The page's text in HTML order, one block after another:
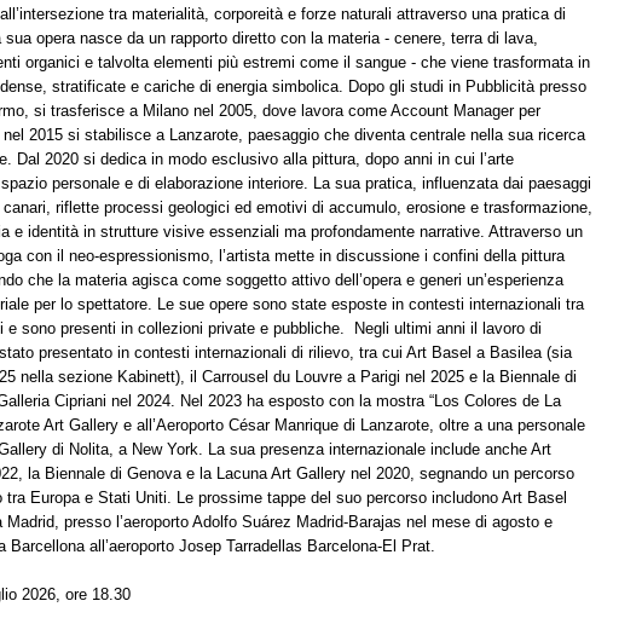
tra materialità, corporeità e forze naturali attraverso una pratica di
opera nasce da un rapporto diretto con la materia - cenere, terra di lava,
organici e talvolta elementi più estremi come il sangue - che viene trasformata in
stratificate e cariche di energia simbolica. Dopo gli studi in Pubblicità presso
si trasferisce a Milano nel 2005, dove lavora come Account Manager per
2015 si stabilisce a Lanzarote, paesaggio che diventa centrale nella sua ricerca
Dal 2020 si dedica in modo esclusivo alla pittura, dopo anni in cui l’arte
personale e di elaborazione interiore. La sua pratica, influenzata dai paesaggi
riflette processi geologici ed emotivi di accumulo, erosione e trasformazione,
e identità in strutture visive essenziali ma profondamente narrative. Attraverso un
con il neo-espressionismo, l’artista mette in discussione i confini della pittura
che la materia agisca come soggetto attivo dell’opera e generi un’esperienza
per lo spettatore. Le sue opere sono state esposte in contesti internazionali tra
e sono presenti in collezioni private e pubbliche. Negli ultimi anni il lavoro di
presentato in contesti internazionali di rilievo, tra cui Art Basel a Basilea (sia
nella sezione Kabinett), il Carrousel du Louvre a Parigi nel 2025 e la Biennale di
Cipriani nel 2024. Nel 2023 ha esposto con la mostra “Los Colores de La
Art Gallery e all’Aeroporto César Manrique di Lanzarote, oltre a una personale
di Nolita, a New York. La sua presenza internazionale include anche Art
la Biennale di Genova e la Lacuna Art Gallery nel 2020, segnando un percorso
tra Europa e Stati Uniti. Le prossime tappe del suo percorso includono Art Basel
Madrid, presso l’aeroporto Adolfo Suárez Madrid-Barajas nel mese di agosto e
Barcellona all’aeroporto Josep Tarradellas Barcelona-El Prat.
2026, ore 18.30